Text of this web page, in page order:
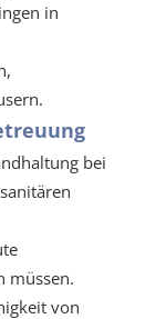
in
bei
müssen.
von